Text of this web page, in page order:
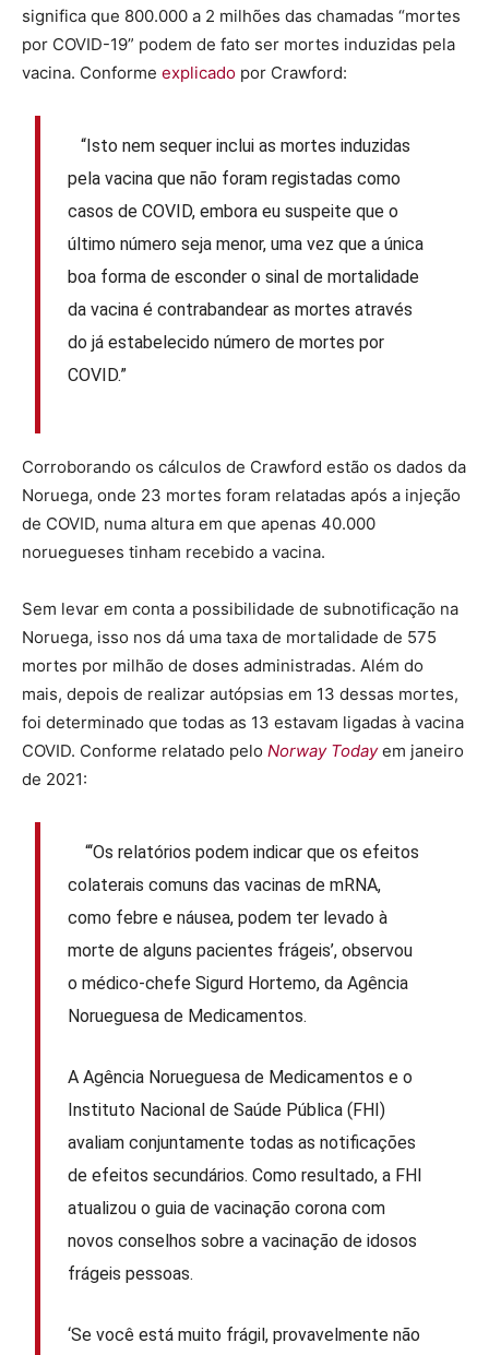
significa que 800.000 a 2 milhões das chamadas “mortes
por COVID-19” podem de fato ser mortes induzidas pela
vacina. Conforme explicado por Crawford:
“Isto nem sequer inclui as mortes induzidas
pela vacina que não foram registadas como
casos de COVID, embora eu suspeite que o
último número seja menor, uma vez que a única
boa forma de esconder o sinal de mortalidade
da vacina é contrabandear as mortes através
do já estabelecido número de mortes por
COVID.”
Corroborando os cálculos de Crawford estão os dados da
Noruega, onde 23 mortes foram relatadas após a injeção
de COVID, numa altura em que apenas 40.000
noruegueses tinham recebido a vacina.
Sem levar em conta a possibilidade de subnotificação na
Noruega, isso nos dá uma taxa de mortalidade de 575
mortes por milhão de doses administradas. Além do
mais, depois de realizar autópsias em 13 dessas mortes,
foi determinado que todas as 13 estavam ligadas à vacina
COVID. Conforme relatado pelo Norway Todayem janeiro
de 2021:
“‘Os relatórios podem indicar que os efeitos
colaterais comuns das vacinas de mRNA,
como febre e náusea, podem ter levado à
morte de alguns pacientes frágeis’, observou
o médico-chefe Sigurd Hortemo, da Agência
Norueguesa de Medicamentos.
A Agência Norueguesa de Medicamentos e o
Instituto Nacional de Saúde Pública (FHI)
avaliam conjuntamente todas as notificações
de efeitos secundários. Como resultado, a FHI
atualizou o guia de vacinação corona com
novos conselhos sobre a vacinação de idosos
frágeis pessoas.
‘Se você está muito frágil, provavelmente não